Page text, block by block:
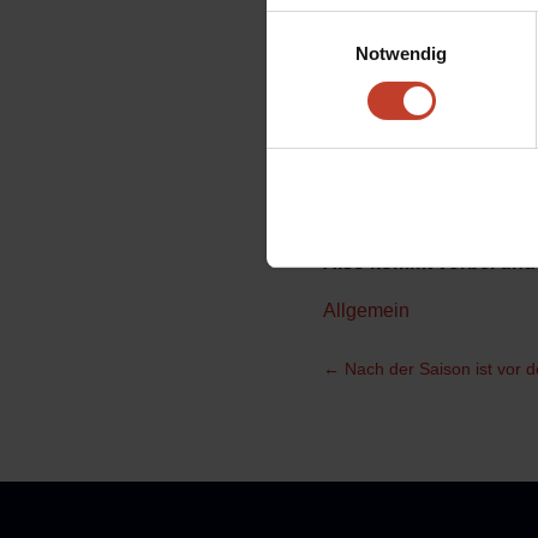
Notwendig
Dynamo. Anstoss im
Der Veranstalter hat
Es gibt keine
Also kommt vorbei
Allgemein
← Nach der Saison ist vor